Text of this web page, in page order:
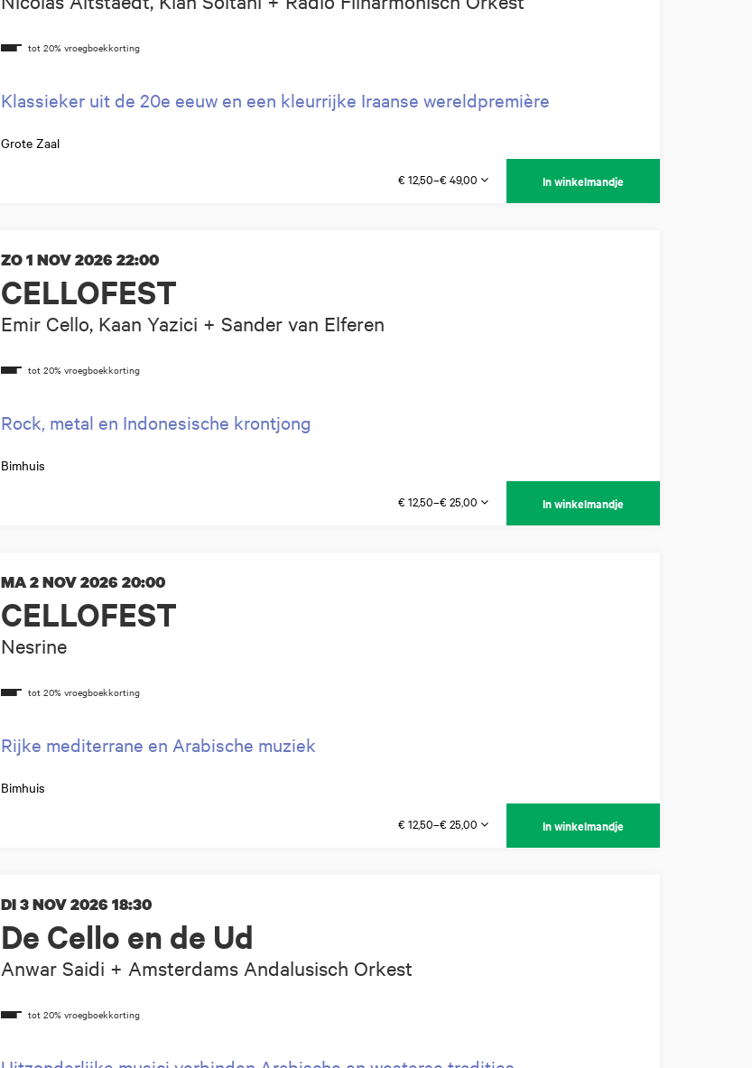
Klassieker uit de 20e eeuw en een kleurrijke Iraanse wereldpremière
Grote Zaal
€ 12,50–€ 49,00 In winkelmandje
CELLOFEST
Emir Cello, Kaan Yazici + Sander van Elferen
ZO 1 NOV 2026 22:00
Rock, metal en Indonesische krontjong
Bimhuis
€ 12,50–€ 25,00 In winkelmandje
CELLOFEST
Nesrine
MA 2 NOV 2026 20:00
Rijke mediterrane en Arabische muziek
Bimhuis
€ 12,50–€ 25,00 In winkelmandje
De Cello en de Ud
Anwar Saidi + Amsterdams Andalusisch Orkest
DI 3 NOV 2026 18:30